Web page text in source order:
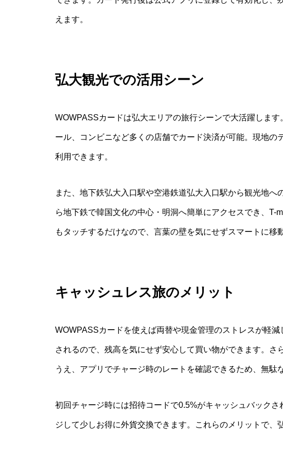
えます。
弘大観光での活用シーン
WOWPASSカードは弘大エリアの旅行シーンで大活躍しま
ール、コンビニなど多くの店舗でカード決済が可能。現地の
利用できます。
また、地下鉄弘大入口駅や空港鉄道弘大入口駅から観光地
ら地下鉄で韓国文化の中心・明洞へ簡単にアクセスでき、T-
もタッチするだけなので、言葉の壁を気にせずスマートに移
キャッシュレス旅のメリット
WOWPASSカードを使えば両替や現金管理のストレスが軽
されるので、残高を気にせず安心して買い物ができます。さ
うえ、アプリでチャージ時のレートを確認できるため、無駄
初回チャージ時には招待コードで0.5%がキャッシュバック
ジして少しお得に外貨交換できます。これらのメリットで、